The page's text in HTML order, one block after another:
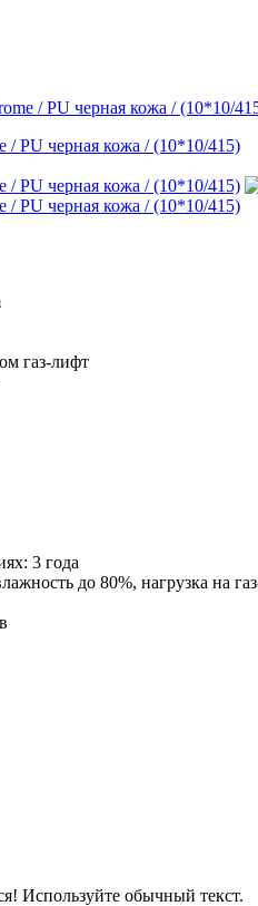
/ PU черная кожа / (10*10/
газ-лифт
3 года
до 80%, нагрузка на
Используйте обычный текст.